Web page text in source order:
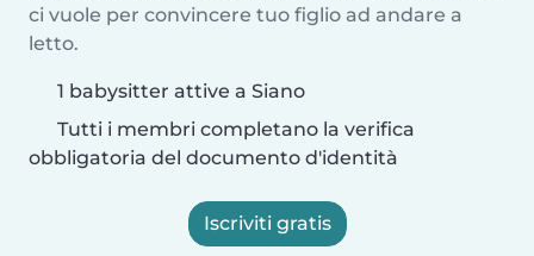
ci vuole per convincere tuo figlio ad andare a
letto.
1 babysitter attive a Siano
Tutti i membri completano la verifica
obbligatoria del documento d'identità
Iscriviti gratis